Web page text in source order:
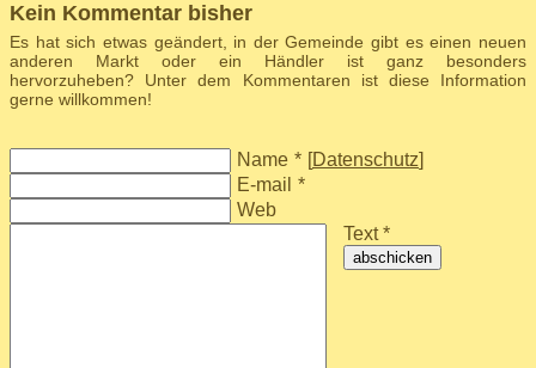
Kein Kommentar bisher
Es hat sich etwas geändert, in der Gemeinde gibt es einen neuen
anderen Markt oder ein Händler ist ganz besonders
hervorzuheben? Unter dem Kommentaren ist diese Information
gerne willkommen!
Name * [Datenschutz]
E-mail *
Web
Text *
abschicken